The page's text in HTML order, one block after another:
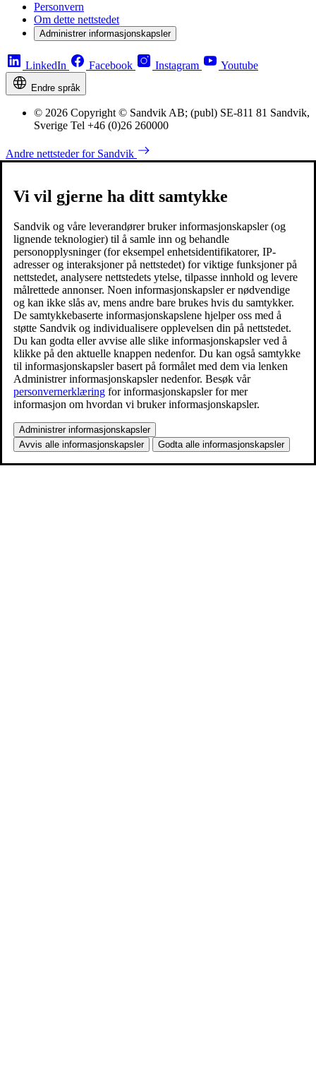
Personvern
Om dette nettstedet
Administrer informasjonskapsler
LinkedIn Facebook Instagram Youtube
Endre språk
© 2026 Copyright © Sandvik AB; (publ) SE-811 81 Sandvik,
Sverige Tel +46 (0)26 260000
Andre nettsteder for Sandvik
Vi vil gjerne ha ditt samtykke
Sandvik og våre leverandører bruker informasjonskapsler (og
lignende teknologier) til å samle inn og behandle
personopplysninger (for eksempel enhetsidentifikatorer, IP-
adresser og interaksjoner på nettstedet) for viktige funksjoner på
nettstedet, analysere nettstedets ytelse, tilpasse innhold og levere
målrettede annonser. Noen informasjonskapsler er nødvendige
og kan ikke slås av, mens andre bare brukes hvis du samtykker.
De samtykkebaserte informasjonskapslene hjelper oss med å
støtte Sandvik og individualisere opplevelsen din på nettstedet.
Du kan godta eller avvise alle slike informasjonskapsler ved å
klikke på den aktuelle knappen nedenfor. Du kan også samtykke
til informasjonskapsler basert på formålet med dem via lenken
Administrer informasjonskapsler nedenfor. Besøk vår
personvernerklæring for informasjonskapsler for mer
informasjon om hvordan vi bruker informasjonskapsler.
Administrer informasjonskapsler
Avvis alle informasjonskapsler
Godta alle informasjonskapsler